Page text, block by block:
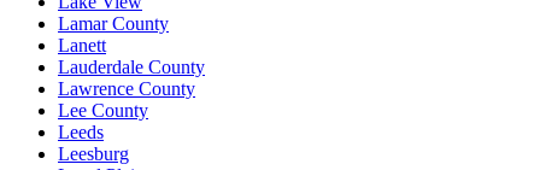
Lamar County
Lanett
Lauderdale County
Lawrence County
Lee County
Leeds
Leesburg